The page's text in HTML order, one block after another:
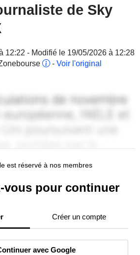
de Sky
12:22 - Modifié le 19/05/2026 à 12:28
- Voir l'original
est réservé à nos membres
vous pour continuer
Créer un compte
avec Google